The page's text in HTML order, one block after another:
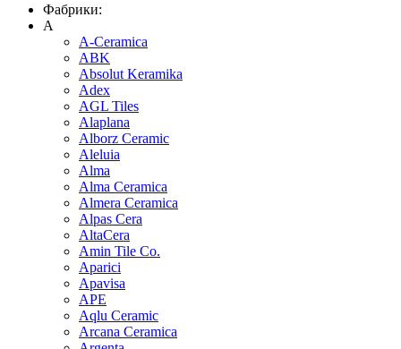
Фабрики:
A
A-Ceramica
ABK
Absolut Keramika
Adex
AGL Tiles
Alaplana
Alborz Ceramic
Aleluia
Alma
Alma Ceramica
Almera Ceramica
Alpas Cera
AltaCera
Amin Tile Co.
Aparici
Apavisa
APE
Aqlu Ceramic
Arcana Ceramica